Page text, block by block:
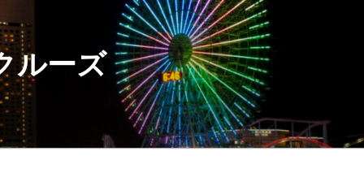
ルーズ